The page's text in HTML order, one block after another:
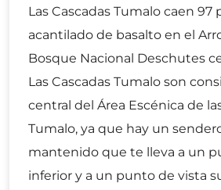
Las Cascadas Tumalo caen 97
acantilado de basalto en el
Bosque Nacional Deschutes
Las Cascadas Tumalo son
central del Área Escénica de
Tumalo, ya que hay un
mantenido que te lleva a un
inferior y a un punto de vista